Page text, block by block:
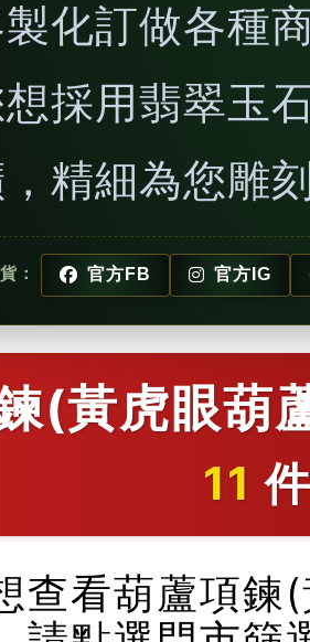
化訂做各種
採用翡翠玉
精細為您雕
： 官方FB 官方IG
(黃虎眼葫
11
查看葫蘆項鍊